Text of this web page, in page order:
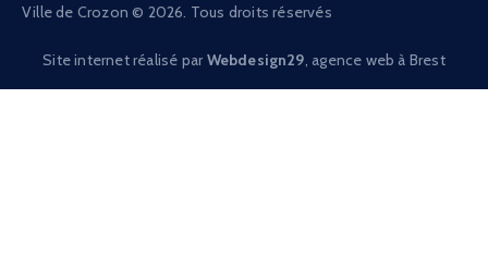
Ville de Crozon © 2026. Tous droits réservés
Site internet réalisé par Webdesign29 , agence web à Brest